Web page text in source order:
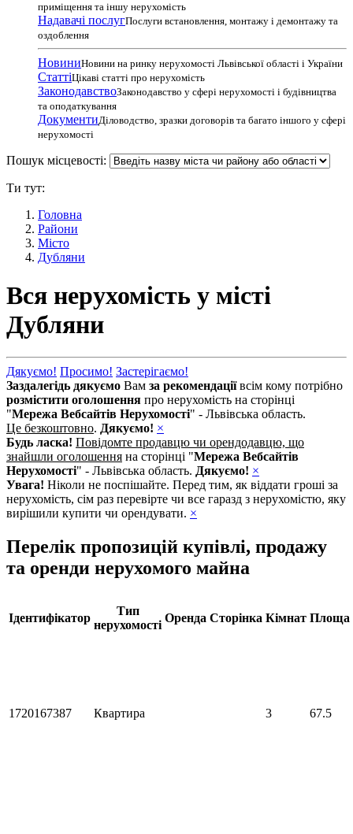
приміщення та іншу нерухомість
Надавачі послугПослуги встановлення, монтажу і демонтажу та
оздоблення
НовиниНовини на ринку нерухомості Львівської області і України
СтаттіЦікаві статті про нерухомість
ЗаконодавствоЗаконодавство у сфері нерухомості і будівництва
та оподаткування
ДокументиДіловодство, зразки договорів та багато іншого у сфері
нерухомості
Пошук місцевості:
Ти тут:
Головна
Райони
Місто
Дубляни
Вся нерухомість у місті
Дубляни
Дякуємо! Просимо! Застерігаємо!
Заздалегідь дякуємо Вам за рекомендаціївсім кому потрібно
розмістити оголошення про нерухомість на сторінці
"Мережа Вебсайтів Нерухомості" - Львівська область.
Це безкоштовно. Дякуємо! ×
Будь ласка! Повідомте продавцю чи орендодавцю, що
знайшли оголошення на сторінці "Мережа Вебсайтів
Нерухомості" - Львівська область. Дякуємо! ×
Увага! Ніколи не поспішайте. Перед тим, як віддати гроші за
нерухомість, сім раз перевірте чи все гаразд з нерухомістю, яку
вирішили купити чи орендувати. ×
Перелік пропозицій купівлі, продажу
та оренди нерухомого майна
Ідентифікатор
Тип
нерухомості
Оренда Сторінка Кімнат Площа
1720167387 Квартира 3 67.5